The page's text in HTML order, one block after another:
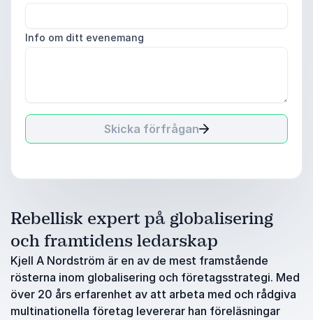
Info om ditt evenemang
Skicka förfrågan
Rebellisk expert på globalisering
och framtidens ledarskap
Kjell A Nordström är en av de mest framstående
rösterna inom globalisering och företagsstrategi. Med
över 20 års erfarenhet av att arbeta med och rådgiva
multinationella företag levererar han föreläsningar